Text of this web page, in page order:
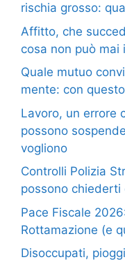
rischia grosso:
Affitto, che
cosa non può mai
Quale mutuo
mente: con
Lavoro, un errore
possono
vogliono
Controlli Polizia
possono chiederti
Pace Fiscale
Rottamazione (e
Disoccupati,